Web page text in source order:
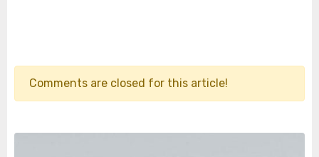
Comments are closed for this article!